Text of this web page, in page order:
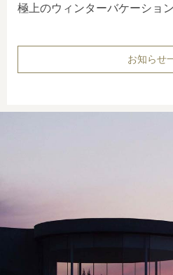
極上のウィンターバケーショ
お知らせ